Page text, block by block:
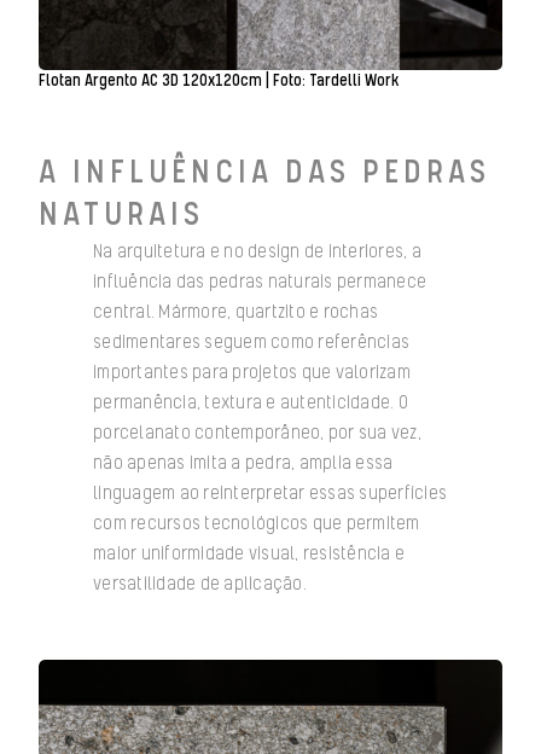
Flotan Argento AC 3D 120x120cm | Foto: Tardelli Work
A INFLUÊNCIA DAS PEDRAS
NATURAIS
Na arquitetura e no design de interiores, a
influência das pedras naturais permanece
central. Mármore, quartzito e rochas
sedimentares seguem como referências
importantes para projetos que valorizam
permanência, textura e autenticidade. O
porcelanato contemporâneo, por sua vez,
não apenas imita a pedra, amplia essa
linguagem ao reinterpretar essas superfícies
com recursos tecnológicos que permitem
maior uniformidade visual, resistência e
versatilidade de aplicação.